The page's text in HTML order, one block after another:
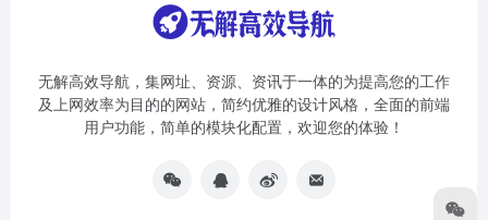
无解高效导航，集网址、资源、资讯于一体的为提高您的工作
及上网效率为目的的网站，简约优雅的设计风格，全面的前端
用户功能，简单的模块化配置，欢迎您的体验！